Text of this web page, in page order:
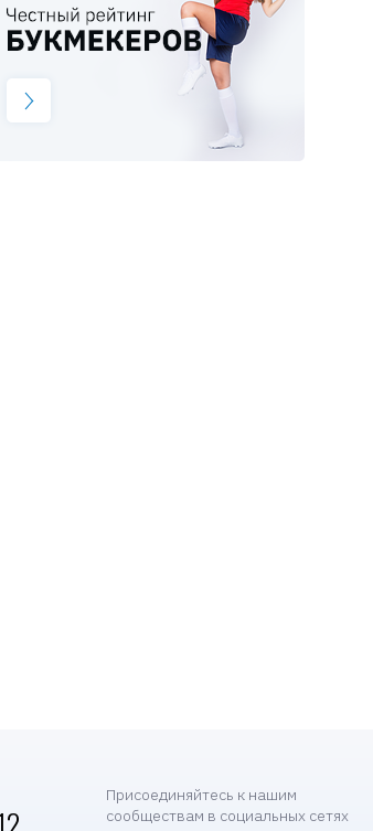
Присоединяйтесь к нашим
сообществам в социальных сетях